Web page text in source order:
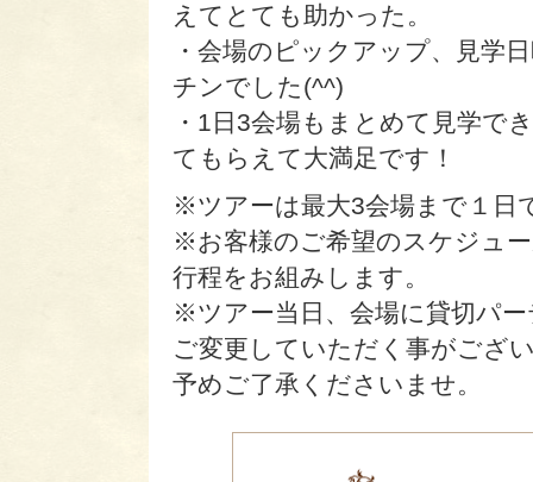
えてとても助かった。
・会場のピックアップ、見学
チンでした(^^)
・1日3会場もまとめて見学で
てもらえて大満足です！
※ツアーは最大3会場まで１日
※お客様のご希望のスケジュ
行程をお組みします。
※ツアー当日、会場に貸切パ
ご変更していただく事がござ
予めご了承くださいませ。